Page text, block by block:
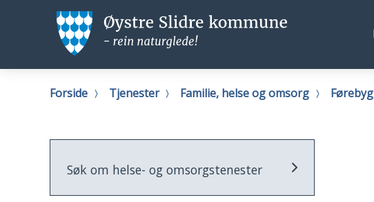
Øystre
Slidre
kommune
Øystre
Du
Forside Tjenester Familie, helse og omsorg
Søk om helse- og omsorgstenester